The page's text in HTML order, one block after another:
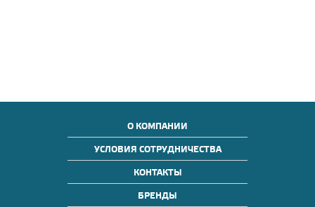
О КОМПАНИИ
УСЛОВИЯ СОТРУДНИЧЕСТВА
КОНТАКТЫ
БРЕНДЫ